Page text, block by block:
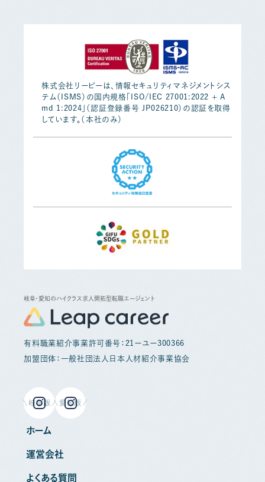
株式会社リーピーは、情報セキュリティマネジメントシス
テム（ISMS）の国内規格「ISO/IEC 27001:2022 + A
md 1:2024」（認証登録番号 JP026210）の認証を取得
しています。（本社のみ）
岐阜・愛知のハイクラス求人開拓型転職エージェント
有料職業紹介事業許可番号：21ーユー300366
加盟団体：一般社団法人日本人材紹介事業協会
岐阜版 愛知版
ホーム
運営会社
よくある質問